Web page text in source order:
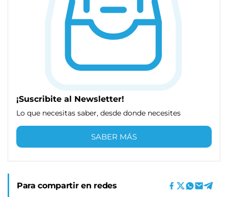
¡Suscribite al Newsletter!
Lo que necesitas saber, desde donde necesites
SABER MÁS
Para compartir en redes